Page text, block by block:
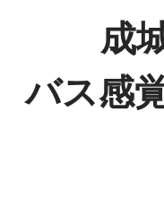
成
バス感